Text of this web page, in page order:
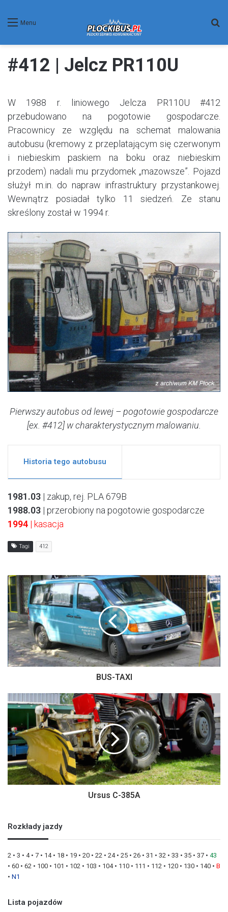
Menu
#412 | Jelcz PR110U
W 1988 r. liniowego Jelcza PR110U #412
przebudowano na pogotowie gospodarcze.
Pracownicy ze względu na schemat malowania
autobusu (kremowy z przeplatającym się czerwonym
i niebieskim paskiem na boku oraz niebieskim
przodem) nadali mu przydomek „mazowsze”. Pojazd
służył m.in. do napraw infrastruktury przystankowej.
Wewnątrz posiadał tylko 11 siedzeń. Ze stanu
skreślony został w 1994 r.
Pierwszy autobus od lewej – pogotowie gospodarcze
[ex. #412] w charakterystycznym malowaniu.
Historia tego autobusu
1981.03 | zakup, rej. PLA 679B
1988.03 | przerobiony na pogotowie gospodarcze
1994 | kasacja
Tagi 412
BUS-TAXI
Ursus C-385A
Rozkłady jazdy
2 • 3 • 4• 7 • 14• 18 • 19 • 20 • 22 • 24• 25 • 26 • 31 • 32 • 33 • 35 • 37 • 43
• 60 • 62 • 100 • 101 • 102 • 103 • 104• 110 • 111 • 112 • 120 • 130 • 140 • B
• N1
Lista pojazdów